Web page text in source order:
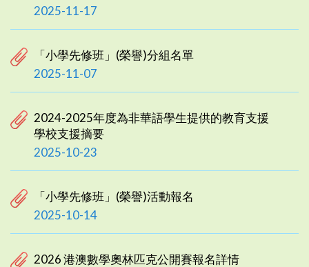
2025-11-17
「小學先修班」(榮譽)分組名單
2025-11-07
2024-2025年度為非華語學生提供的教育支援
學校支援摘要
2025-10-23
「小學先修班」(榮譽)活動報名
2025-10-14
2026 港澳數學奧林匹克公開賽報名詳情